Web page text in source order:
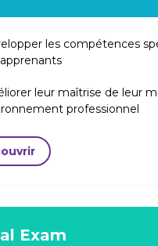
les compétences
leur maîtrise de leur
professionnel
Exam